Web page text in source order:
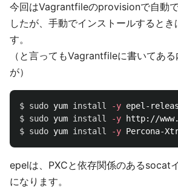
今回はVagrantfileのprovisionで自動
したが、手動でインストールするとき
す。
（と言ってもVagrantfileに書いてあ
が）
$ sudo yum install -y
$ sudo yum install
-y
$ sudo yum install -y
epelは、PXCと依存関係のあるsocat
になります。